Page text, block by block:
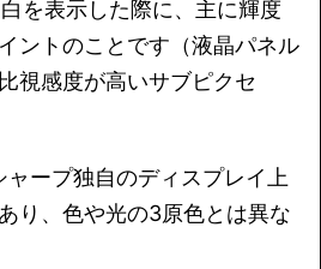
を表示した際に、主に輝度
ントのことです（液晶パネル
視感度が高いサブピクセ
ープ独自のディスプレイ上
り、色や光の3原色とは異な